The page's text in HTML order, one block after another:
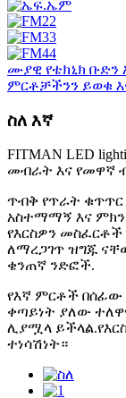
ሙያዊ የቴክኒክ ቡድን
ምርቶቻችንን ይወቁ
ስለ እኛ
FITMAN LED
መብራት እና የመዋኛ
ጥብቅ የጥራት ቁጥጥር
አስተማማኝ እና
የእርስዎን መስፈርቶች
ለማረጋገጥ ዝግጁ
ቄንጠኛ ንድፎች.
የእኛ ምርቶች
ቀጣይነት ያለው
ሊያሟላ
ተነሳሽነት።